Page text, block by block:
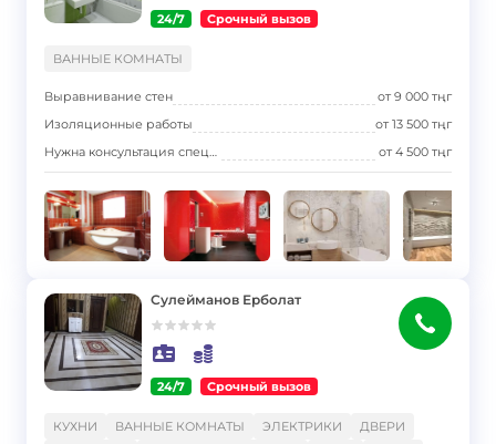
24/7 Срочный вызов
ВАННЫЕ КОМНАТЫ
Выравнивание стен от9 000 тңг
Изоляционные работы
от13 500 тңг
Нужна консультация специалиста
от4 500 тңг
Сулейманов Ерболат
24/7 Срочный вызов
КУХНИ ВАННЫЕ КОМНАТЫ ЭЛЕКТРИКИ
ДВЕРИ